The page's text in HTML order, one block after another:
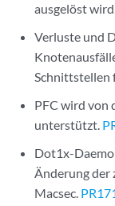
ausgelöst
Verluste und
Schnittstellen
PFC wird von
unterstützt.
Dot1x-
Änderung der
Macsec.